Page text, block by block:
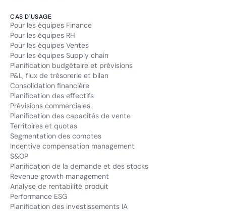
CAS D'USAGE
Pour les équipes Finance
Pour les équipes RH
Pour les équipes Ventes
Pour les équipes Supply chain
Planification budgétaire et prévisions
P&L, flux de trésorerie et bilan
Consolidation financière
Planification des effectifs
Prévisions commerciales
Planification des capacités de vente
Territoires et quotas
Segmentation des comptes
Incentive compensation management
S&OP
Planification de la demande et des stocks
Revenue growth management
Analyse de rentabilité produit
Performance ESG
Planification des investissements IA